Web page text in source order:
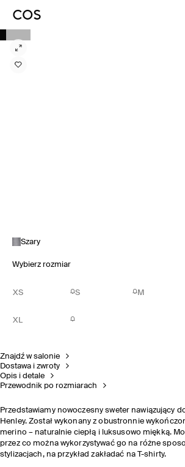
Szary
Wybierz rozmiar
XS S M
XL
Znajdź w salonie
Dostawa i zwroty
Opis i detale
Przewodnik po rozmiarach
Przedstawiamy nowoczesny sweter nawiązujący
Henley. Został wykonany z obustronnie
merino – naturalnie ciepłą i luksusowo miękką.
przez co można wykorzystywać go na różne
stylizacjach, na przykład zakładać na T-shirty.